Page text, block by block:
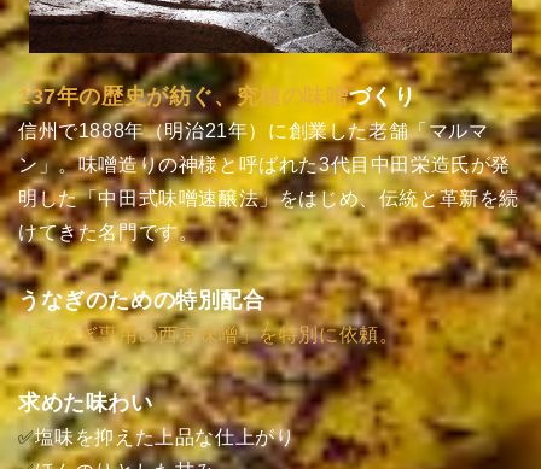
137年の歴史が紡ぐ、究極の味噌づくり
信州で1888年（明治21年）に創業した老舗「マルマ
ン」。味噌造りの神様と呼ばれた3代目中田栄造氏が発
明した「中田式味噌速醸法」をはじめ、伝統と革新を続
けてきた名門です。
うなぎのための特別配合
「うなぎ専用の西京味噌」を特別に依頼。
求めた味わい
✅塩味を抑えた上品な仕上がり